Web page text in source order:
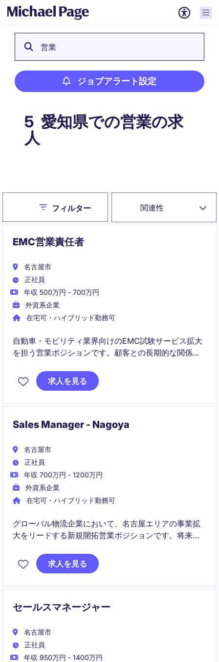
営業
ジョブアラート設定
5 愛知県での営業の求
人
関連性
Closeフィルター
EMC営業責任者
名古屋市
正社員
年収 500万円 - 700万円
外資系企業
在宅可・ハイブリッド勤務可
自動車・モビリティ業界向けのEMC試験サービス拡大
を担う営業ポジションです。顧客との長期的な関係構
ます。
求人を見る
Sales Manager - Nagoya
名古屋市
正社員
年収 700万円 - 1200万円
外資系企業
在宅可・ハイブリッド勤務可
グローバル物流企業において、名古屋エリアの事業拡
大をリードする新規開拓営業ポジションです。将来的
メンバーとして活躍いただきます。
求人を見る
セールスマネージャー
名古屋市
正社員
年収 950万円 - 1400万円